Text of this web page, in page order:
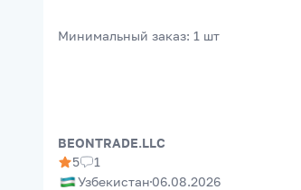
Минимальный заказ: 1 шт
BEONTRADE.LLC
5
1
Узбекистан 06.08.2026